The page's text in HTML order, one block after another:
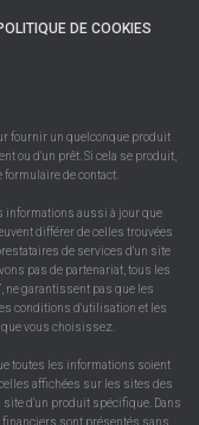
DE COOKIES
fournir un quelconque produit
ou d'un prêt. Si cela se produit,
de contact.
informations aussi à jour que
différer de celles trouvées
de services d'un site
pas de partenariat, tous les
, ne garantissent pas que les
conditions d'utilisation et les
vous choisissez.
toutes les informations soient
affichées sur les sites des
d'un produit spécifique. Dans
sont présentés sans